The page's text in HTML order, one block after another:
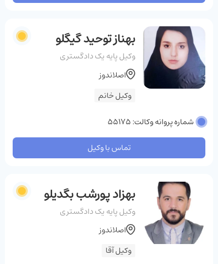
بهناز توحید گیگلو
وکیل پایه یک دادگستری
وکیل خانم
اصلاندوز
شماره پروانه وکالت: 55175
تماس با وکیل
بهزاد پورشب بگدیلو
وکیل پایه یک دادگستری
وکیل آقا
اصلاندوز